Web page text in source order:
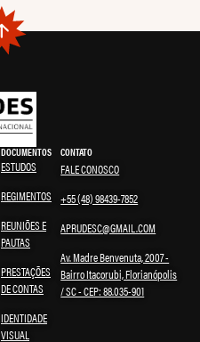
DOCUMENTOS
ESTUDOS
REGIMENTOS
REUNIÕES E
PAUTAS
PRESTAÇÕES
DE CONTAS
IDENTIDADE
VISUAL
CONTATO
FALE CONOSCO
+55 (48) 98439-7852
APRUDESC@GMAIL.COM
Av. Madre Benvenuta, 2007 -
Bairro Itacorubi, Florianópolis
/ SC - CEP: 88.035-901